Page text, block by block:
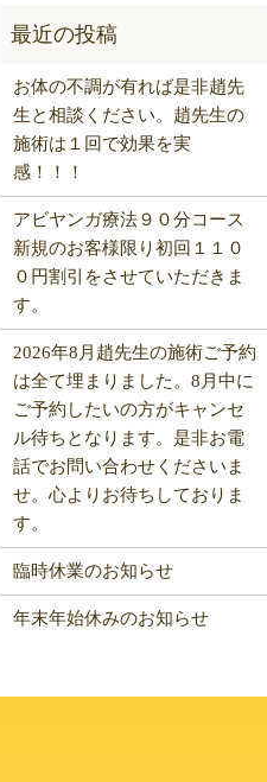
お体の不調が有れば是非趙先
生と相談ください。趙先生の
施術は１回で効果を実
感！！！
アビヤンガ療法９０分コース
新規のお客様限り初回１１０
０円割引をさせていただきま
す。
2026年8月趙先生の施術ご予約
は全て埋まりました。8月中に
ご予約したいの方がキャンセ
ル待ちとなります。是非お電
話でお問い合わせくださいま
せ。心よりお待ちしておりま
す。
臨時休業のお知らせ
年末年始休みのお知らせ